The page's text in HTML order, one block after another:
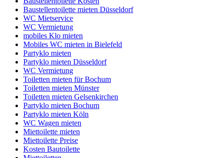
Baustellentoilette mieten Düsseldorf
WC Mietservice
WC Vermietung
mobiles Klo mieten
Mobiles WC mieten in Bielefeld
Partyklo mieten
Partyklo mieten Düsseldorf
WC Vermietung
Toiletten mieten für Bochum
Toiletten mieten Münster
Toiletten mieten Gelsenkirchen
Partyklo mieten Bochum
Partyklo mieten Köln
WC Wagen mieten
Miettoilette mieten
Miettoilette Preise
Kosten Bautoilette